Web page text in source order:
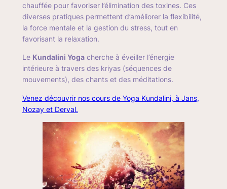
chauffée pour favoriser l’élimination des toxines. Ces
diverses pratiques permettent d’améliorer la flexibilité,
la force mentale et la gestion du stress, tout en
favorisant la relaxation.
Le Kundalini Yogacherche à éveiller l’énergie
intérieure à travers des kriyas (séquences de
mouvements), des chants et des méditations.
Venez découvrir nos cours de Yoga Kundalini, à Jans,
Nozay et Derval.